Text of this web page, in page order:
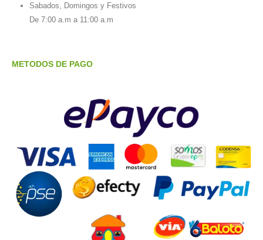
Sabados, Domingos y Festivos
De 7:00 a.m a 11:00 a.m
METODOS DE PAGO